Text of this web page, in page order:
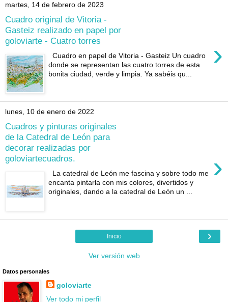
martes, 14 de febrero de 2023
Cuadro original de Vitoria -
Gasteiz realizado en papel por
goloviarte - Cuatro torres
›
Cuadro en papel de Vitoria - Gasteiz Un cuadro
donde se representan las cuatro torres de esta
bonita ciudad, verde y limpia. Ya sabéis qu...
lunes, 10 de enero de 2022
Cuadros y pinturas originales
de la Catedral de León para
decorar realizadas por
goloviartecuadros.
›
La catedral de León me fascina y sobre todo me
encanta pintarla con mis colores, divertidos y
originales, dando a la catedral de León un ...
›
Inicio
Ver versión web
Datos personales
goloviarte
Ver todo mi perfil